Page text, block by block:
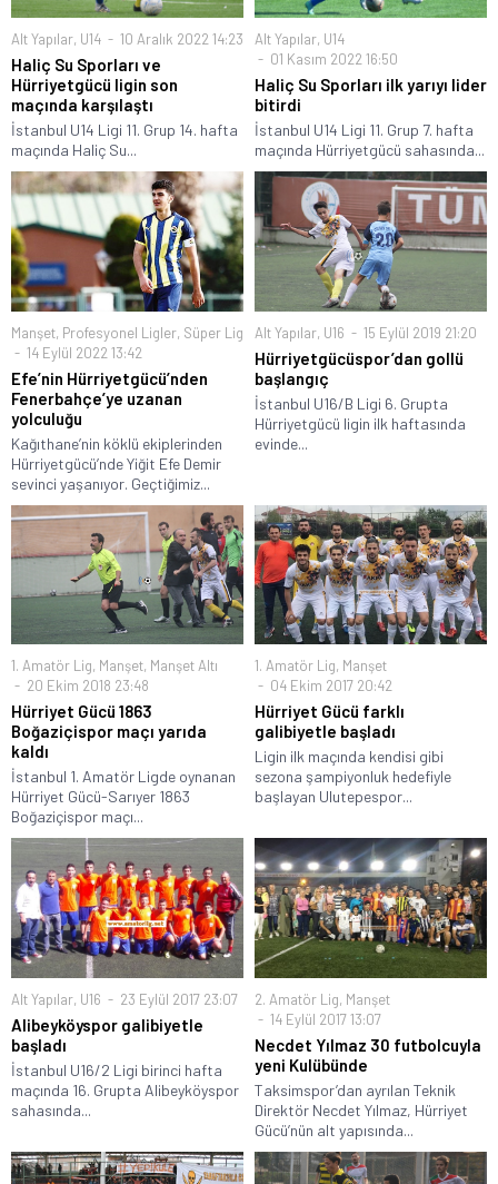
Alt Yapılar, U14 10 Aralık 2022 14:23
Haliç Su Sporları ve
Hürriyetgücü ligin son
maçında karşılaştı
İstanbul U14 Ligi 11. Grup 14. hafta
maçında Haliç Su...
Alt Yapılar, U14
01 Kasım 2022 16:50
Haliç Su Sporları ilk yarıyı lider
bitirdi
İstanbul U14 Ligi 11. Grup 7. hafta
maçında Hürriyetgücü sahasında...
Manşet, Profesyonel Ligler, Süper Lig
14 Eylül 2022 13:42
Efe’nin Hürriyetgücü’nden
Fenerbahçe’ye uzanan
yolculuğu
Kağıthane’nin köklü ekiplerinden
Hürriyetgücü’nde Yiğit Efe Demir
sevinci yaşanıyor. Geçtiğimiz...
Alt Yapılar, U16 15 Eylül 2019 21:20
Hürriyetgücüspor’dan gollü
başlangıç
İstanbul U16/B Ligi 6. Grupta
Hürriyetgücü ligin ilk haftasında
evinde...
1. Amatör Lig, Manşet, Manşet Altı
20 Ekim 2018 23:48
Hürriyet Gücü 1863
Boğaziçispor maçı yarıda
kaldı
İstanbul 1. Amatör Ligde oynanan
Hürriyet Gücü-Sarıyer 1863
Boğaziçispor maçı...
1. Amatör Lig, Manşet
04 Ekim 2017 20:42
Hürriyet Gücü farklı
galibiyetle başladı
Ligin ilk maçında kendisi gibi
sezona şampiyonluk hedefiyle
başlayan Ulutepespor...
Alt Yapılar, U16 23 Eylül 2017 23:07
Alibeyköyspor galibiyetle
başladı
İstanbul U16/2 Ligi birinci hafta
maçında 16. Grupta Alibeyköyspor
sahasında...
2. Amatör Lig, Manşet
14 Eylül 2017 13:07
Necdet Yılmaz 30 futbolcuyla
yeni Kulübünde
Taksimspor’dan ayrılan Teknik
Direktör Necdet Yılmaz, Hürriyet
Gücü’nün alt yapısında...